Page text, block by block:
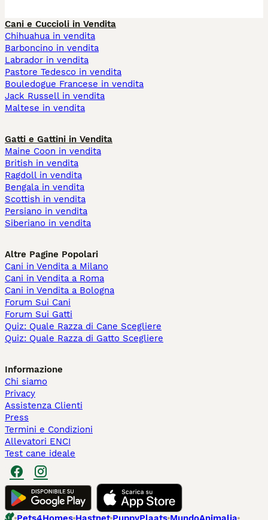
Cani e Cuccioli in Vendita
Chihuahua in vendita
Barboncino in vendita
Labrador in vendita
Pastore Tedesco in vendita
Bouledogue Francese in vendita
Jack Russell in vendita
Maltese in vendita
Gatti e Gattini in Vendita
Maine Coon in vendita
British in vendita
Ragdoll in vendita
Bengala in vendita
Scottish in vendita
Persiano in vendita
Siberiano in vendita
Altre Pagine Popolari
Cani in Vendita a Milano
Cani in Vendita a Roma
Cani in Vendita a Bologna
Forum Sui Cani
Forum Sui Gatti
Quiz: Quale Razza di Cane Scegliere
Quiz: Quale Razza di Gatto Scegliere
Informazione
Chi siamo
Privacy
Assistenza Clienti
Press
Termini e Condizioni
Allevatori ENCI
Test cane ideale